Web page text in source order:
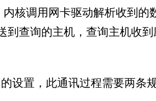
内核调用网卡驱动解析收到的
到查询的主机，查询主机收
设置，此通讯过程需要两条